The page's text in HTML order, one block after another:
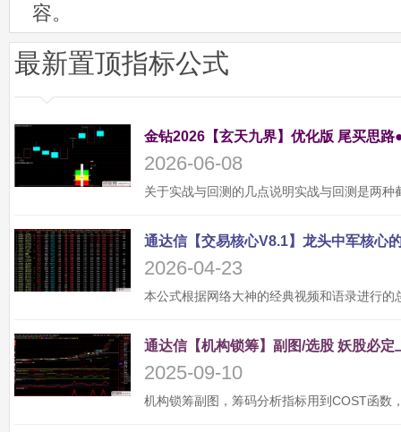
容。
最新置顶指标公式
金钻2026【玄天九界】优化版 尾买思
2026-06-08
2026-04-23
2025-09-10